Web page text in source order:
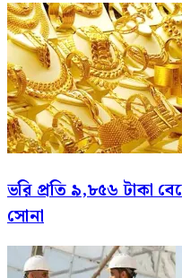
ভরি প্রতি ৯,৮৫৬ টাকা
সোনা